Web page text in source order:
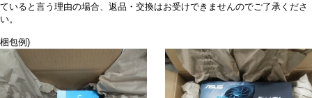
ていると言う理由の場合、返品・交換はお受けできませんのでご了承くださ
い。
梱包例)